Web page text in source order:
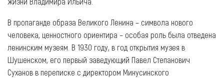
В пропаганде образа Великого Ленина – символа нового
человека, ценностного ориентира – особая роль была отведена
ленинским музеям. В 1930 году, в год открытия музея в
Шушенском, его первый заведующий Павел Степанович
Суханов в переписке с директором Минусинского